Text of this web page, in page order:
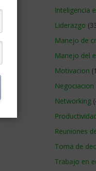
Inteligencia
Liderazgo
Manejo de
Manejo del
Motivacion
Negociacion
Networking
Reuniones
Toma de
Trabajo en